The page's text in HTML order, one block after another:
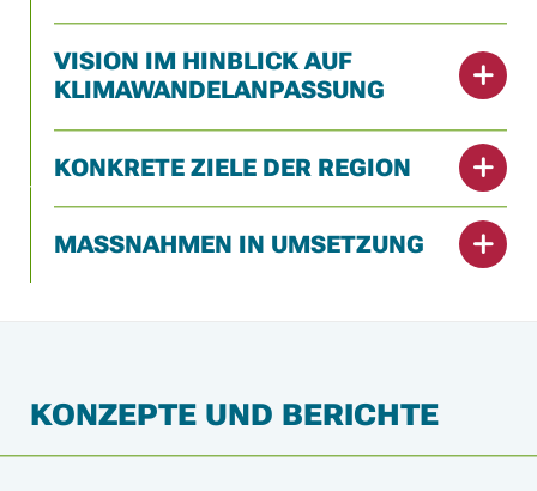
VISION IM HINBLICK AUF
KLIMAWANDELANPASSUNG
KONKRETE ZIELE DER REGION
MASSNAHMEN IN UMSETZUNG
KONZEPTE UND BERICHTE